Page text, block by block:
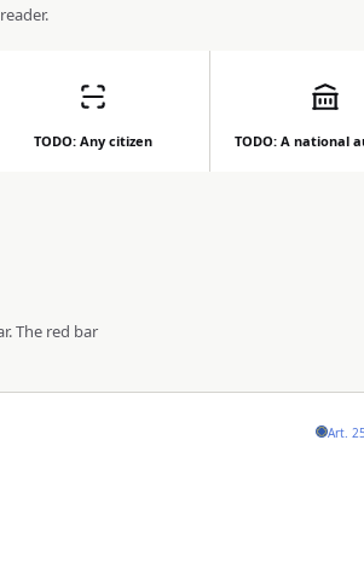
TODO: Any citizen TODO: A national
The red bar
Art.